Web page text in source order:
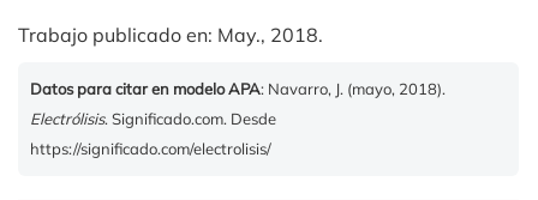
Trabajo publicado en: May., 2018.
Datos para citar en modelo APA: Navarro, J. (mayo, 2018).
Electrólisis. Significado.com. Desde
https://significado.com/electrolisis/